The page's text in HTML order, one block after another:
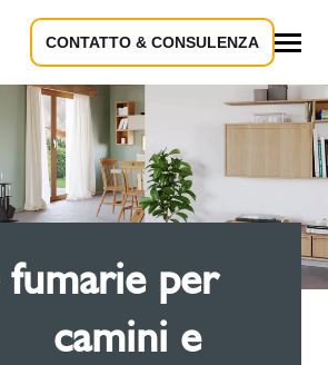
CONTATTO & CONSULENZA
fumarie per
camini e